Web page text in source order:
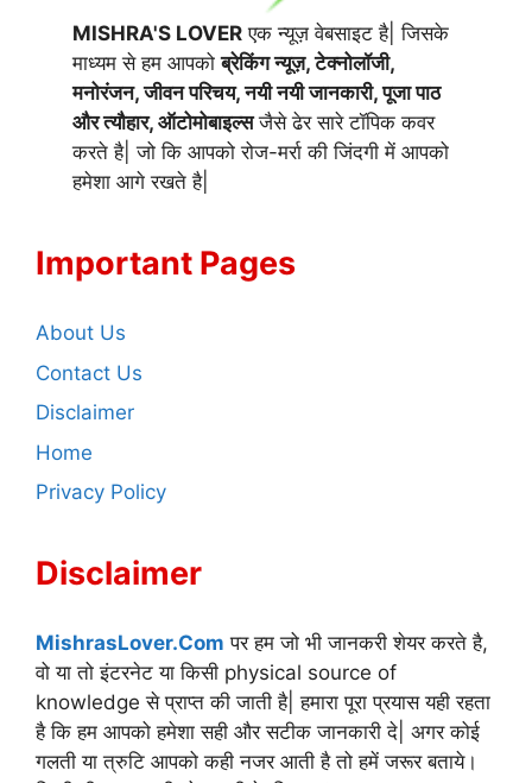
MISHRA'S LOVER एक न्यूज़ वेबसाइट है| जिसके
माध्यम से हम आपकोब्रेकिंग न्यूज़, टेक्नोलॉजी,
मनोरंजन, जीवन परिचय, नयी नयी जानकारी, पूजा पाठ
और त्यौहार, ऑटोमोबाइल्सजैसे ढेर सारे टॉपिक कवर
करते है| जो कि आपको रोज-मर्रा की जिंदगी में आपको
हमेशा आगे रखते है|
Important Pages
About Us
Contact Us
Disclaimer
Home
Privacy Policy
Disclaimer
MishrasLover.Com पर हम जो भी जानकरी शेयर करते है,
वो या तो इंटरनेट या किसी physical source of
knowledge से प्राप्त की जाती है| हमारा पूरा प्रयास यही रहता
है कि हम आपको हमेशा सही और सटीक जानकारी दे| अगर कोई
गलती या त्रुटि आपको कही नजर आती है तो हमें जरूर बताये।